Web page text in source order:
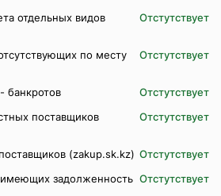
отдельных видов
Отстутствует
по месту
Отстутствует
банкротов
Отстутствует
поставщиков
Отстутствует
(zakup.sk.kz) Отстутствует
задолженность Отстутствует